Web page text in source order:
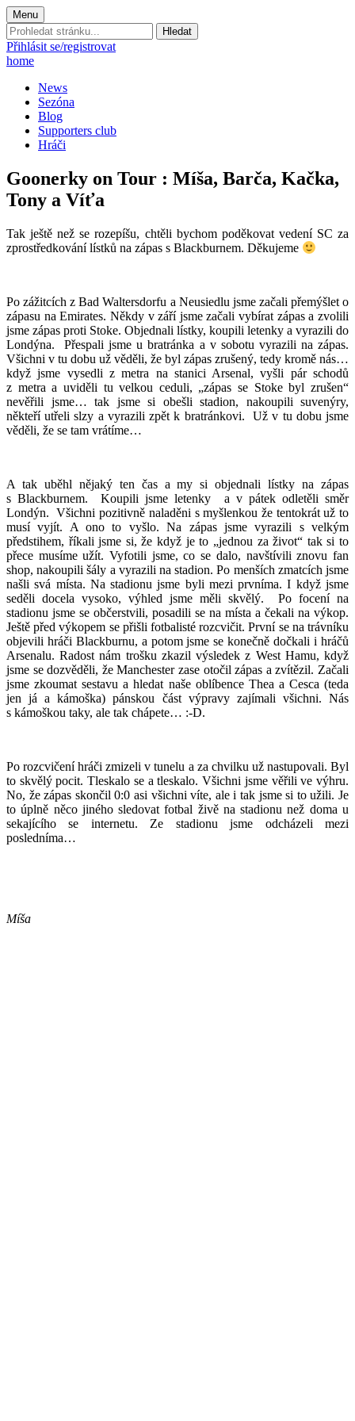
Menu
Prohledat
stránku:
Přihlásit se/registrovat
home
News
Sezóna
Blog
Supporters club
Hráči
Goonerky on Tour : Míša, Barča, Kačka,
Tony a Víťa
Tak ještě než se rozepíšu, chtěli bychom poděkovat vedení SC za
zprostředkování lístků na zápas s Blackburnem. Děkujeme
Po zážitcích z Bad Waltersdorfu a Neusiedlu jsme začali přemýšlet o
zápasu na Emirates. Někdy v září jsme začali vybírat zápas a zvolili
jsme zápas proti Stoke. Objednali lístky, koupili letenky a vyrazili do
Londýna. Přespali jsme u bratránka a v sobotu vyrazili na zápas.
Všichni v tu dobu už věděli, že byl zápas zrušený, tedy kromě nás…
když jsme vysedli z metra na stanici Arsenal, vyšli pár schodů
z metra a uviděli tu velkou ceduli, „zápas se Stoke byl zrušen“
nevěřili jsme… tak jsme si obešli stadion, nakoupili suvenýry,
někteří utřeli slzy a vyrazili zpět k bratránkovi. Už v tu dobu jsme
věděli, že se tam vrátíme…
A tak uběhl nějaký ten čas a my si objednali lístky na zápas
s Blackburnem. Koupili jsme letenky a v pátek odletěli směr
Londýn. Všichni pozitivně naladěni s myšlenkou že tentokrát už to
musí vyjít. A ono to vyšlo. Na zápas jsme vyrazili s velkým
předstihem, říkali jsme si, že když je to „jednou za život“ tak si to
přece musíme užít. Vyfotili jsme, co se dalo, navštívili znovu fan
shop, nakoupili šály a vyrazili na stadion. Po menších zmatcích jsme
našli svá místa. Na stadionu jsme byli mezi prvníma. I když jsme
seděli docela vysoko, výhled jsme měli skvělý. Po focení na
stadionu jsme se občerstvili, posadili se na místa a čekali na výkop.
Ještě před výkopem se přišli fotbalisté rozcvičit. První se na trávníku
objevili hráči Blackburnu, a potom jsme se konečně dočkali i hráčů
Arsenalu. Radost nám trošku zkazil výsledek z West Hamu, když
jsme se dozvěděli, že Manchester zase otočil zápas a zvítězil. Začali
jsme zkoumat sestavu a hledat naše oblíbence Thea a Cesca (teda
jen já a kámoška) pánskou část výpravy zajímali všichni. Nás
s kámoškou taky, ale tak chápete… :-D.
Po rozcvičení hráči zmizeli v tunelu a za chvilku už nastupovali. Byl
to skvělý pocit. Tleskalo se a tleskalo. Všichni jsme věřili ve výhru.
No, že zápas skončil 0:0 asi všichni víte, ale i tak jsme si to užili. Je
to úplně něco jiného sledovat fotbal živě na stadionu než doma u
sekajícího se internetu. Ze stadionu jsme odcházeli mezi
posledníma…
Míša